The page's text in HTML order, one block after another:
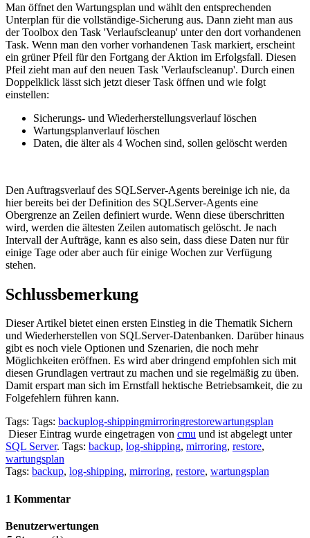
Man öffnet den Wartungsplan und wählt den entsprechenden
Unterplan für die vollständige-Sicherung aus. Dann zieht man aus
der Toolbox den Task 'Verlaufscleanup' unter den dort vorhandenen
Task. Wenn man den vorher vorhandenen Task markiert, erscheint
ein grüner Pfeil für den Fortgang der Aktion im Erfolgsfall. Diesen
Pfeil zieht man auf den neuen Task 'Verlaufscleanup'. Durch einen
Doppelklick lässt sich jetzt dieser Task öffnen und wie folgt
einstellen:
Sicherungs- und Wiederherstellungsverlauf löschen
Wartungsplanverlauf löschen
Daten, die älter als 4 Wochen sind, sollen gelöscht werden
Den Auftragsverlauf des SQLServer-Agents bereinige ich nie, da
hier bereits bei der Definition des SQLServer-Agents eine
Obergrenze an Zeilen definiert wurde. Wenn diese überschritten
wird, werden die ältesten Zeilen automatisch gelöscht. Je nach
Intervall der Aufträge, kann es also sein, dass diese Daten nur für
einige Tage oder aber auch für einige Wochen zur Verfügung
stehen.
Schlussbemerkung
Dieser Artikel bietet einen ersten Einstieg in die Thematik Sichern
und Wiederherstellen von SQLServer-Datenbanken. Darüber hinaus
gibt es noch viele Optionen und Szenarien, die noch mehr
Möglichkeiten eröffnen. Es wird aber dringend empfohlen sich mit
diesen Grundlagen vertraut zu machen und sie regelmäßig zu üben.
Damit erspart man sich im Ernstfall hektische Betriebsamkeit, die zu
Folgefehlern führen kann.
Tags: Tags: backuplog-shippingmirroringrestorewartungsplan
Dieser Eintrag wurde eingetragen von cmu und ist abgelegt unter
SQL Server. Tags: backup, log-shipping, mirroring, restore,
wartungsplan
Tags: backup, log-shipping, mirroring, restore, wartungsplan
1 Kommentar
Benutzerwertungen